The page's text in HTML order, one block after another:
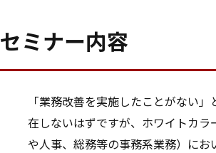
セミナー内容
「業務改善を実施したことがない
在しないはずですが、ホワイトカラ
や人事、総務等の事務系業務）にお